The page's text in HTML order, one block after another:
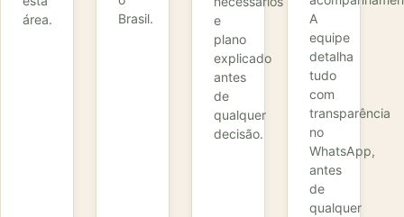
área.
Brasil.
e
plano
explicado
antes
de
qualquer
decisão.
A
equipe
detalha
tudo
com
transparência
no
WhatsApp,
antes
de
qualquer